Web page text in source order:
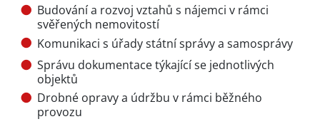
Budování a rozvoj vztahů s nájemci v rámci
svěřených nemovitostí
Komunikaci s úřady státní správy a samosprávy
Správu dokumentace týkající se jednotlivých
objektů
Drobné opravy a údržbu v rámci běžného
provozu